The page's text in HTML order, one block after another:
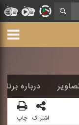
درباره
اشتراک چاپ